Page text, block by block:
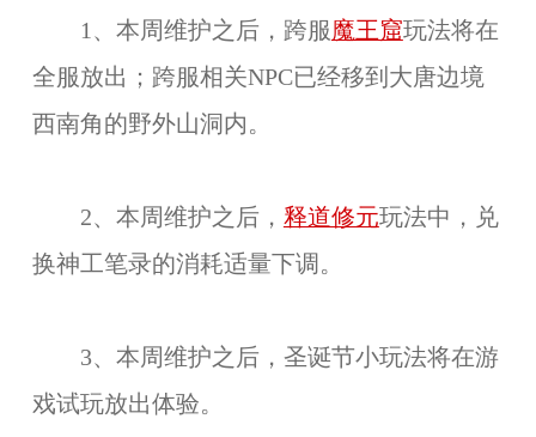
1、本周维护之后，跨服魔王窟玩法将在
全服放出；跨服相关NPC已经移到大唐边境
西南角的野外山洞内。
2、本周维护之后， 释道修元玩法中，兑
换神工笔录的消耗适量下调。
3、本周维护之后，圣诞节小玩法将在游
戏试玩放出体验。